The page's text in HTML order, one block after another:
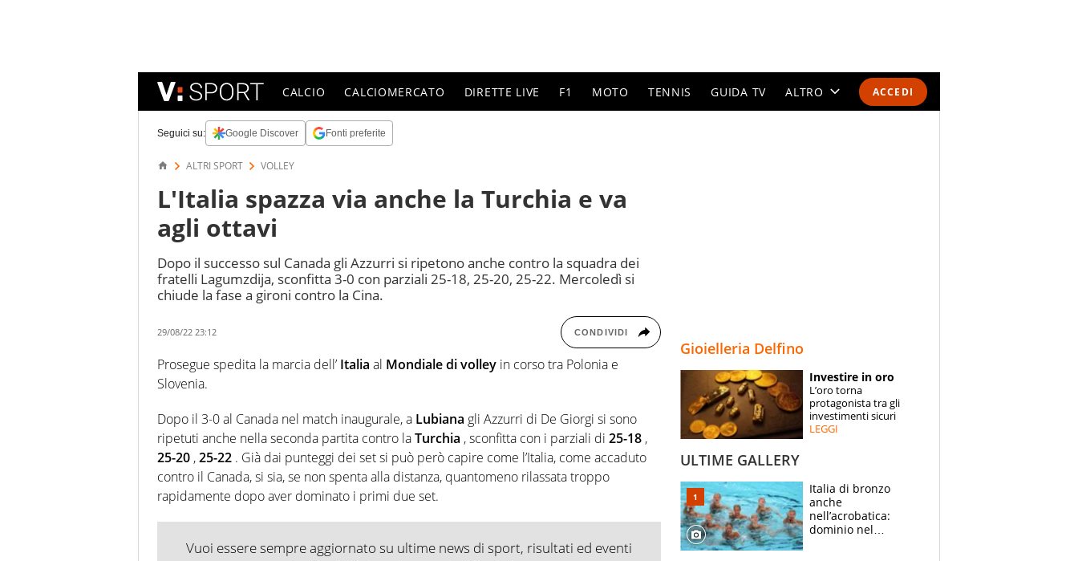
ACCEDI
CALCIO CALCIOMERCATO DIRETTE LIVE F1 MOTO TENNIS GUIDA TV ALTRO
SPECIALI
ESPERTI
Seguici su: Google Discover Fonti preferite
ALTRI SPORT VOLLEY
L'Italia spazza via anche la Turchia e va
agli ottavi
Dopo il successo sul Canada gli Azzurri si ripetono anche contro la squadra dei
fratelli Lagumzdija, sconfitta 3-0 con parziali 25-18, 25-20, 25-22. Mercoledì si
chiude la fase a gironi contro la Cina.
29/08/22 23:12 CONDIVIDI
Prosegue spedita la marcia dell’ Italia al Mondiale di volley in corso tra Polonia e
Slovenia.
Dopo il 3-0 al Canada nel match inaugurale, a Lubiana gli Azzurri di De Giorgi si sono
ripetuti anche nella seconda partita contro laTurchia , sconfitta con i parziali di 25-18 ,
25-20 ,25-22 . Già dai punteggi dei set si può però capire come l’Italia, come accaduto
contro il Canada, si sia, se non spenta alla distanza, quantomeno rilassata troppo
rapidamente dopo aver dominato i primi due set.
Vuoi essere sempre aggiornato su ultime news di sport, risultati ed eventi
Gioielleria Delfino
Investire in oro
L’oro torna
protagonista tra gli
investimenti sicuri
LEGGI
ULTIME GALLERY
Italia di bronzo
anche
nell’acrobatica:
dominio nel